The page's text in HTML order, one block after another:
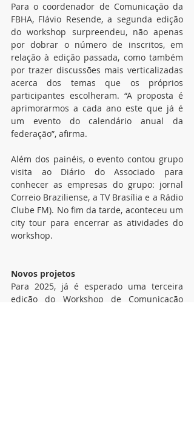
Para o coordenador de Comunicação da
FBHA, Flávio Resende, a segunda edição
do workshop surpreendeu, não apenas
por dobrar o número de inscritos, em
relação à edição passada, como também
por trazer discussões mais verticalizadas
acerca dos temas que os próprios
participantes escolheram. “A proposta é
aprimorarmos a cada ano este que já é
um evento do calendário anual da
federação”, afirma.
Além dos painéis, o evento contou grupo
visita ao Diário do Associado para
conhecer as empresas do grupo: jornal
Correio Braziliense, a TV Brasília e a Rádio
Clube FM). No fim da tarde, aconteceu um
city tour para encerrar as atividades do
workshop.
Novos projetos
Para 2025, já é esperado uma terceira
edição do Workshop de Comunicação